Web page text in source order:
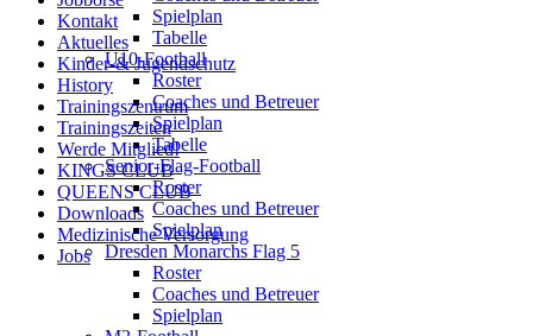
Spielplan
Tabelle
U10-Football
Roster
Coaches und Betreuer
Spielplan
Tabelle
Senior-Flag-Football
Roster
Coaches und Betreuer
Spielplan
Dresden Monarchs Flag 5
Roster
Coaches und Betreuer
Spielplan
Kontakt
Aktuelles
Kinder-& Jugendschutz
History
Trainingszentrum
Trainingszeiten
Werde Mitglied!
KINGS CLUB
QUEENS CLUB
Downloads
Medizinische Versorgung
Jobs